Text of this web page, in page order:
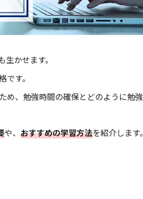
生かせます。
す。
め、勉強時間の確保とどのように勉強
や、 おすすめの学習方法を紹介します。